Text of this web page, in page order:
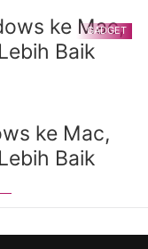
GADGET
ke Mac,
Baik